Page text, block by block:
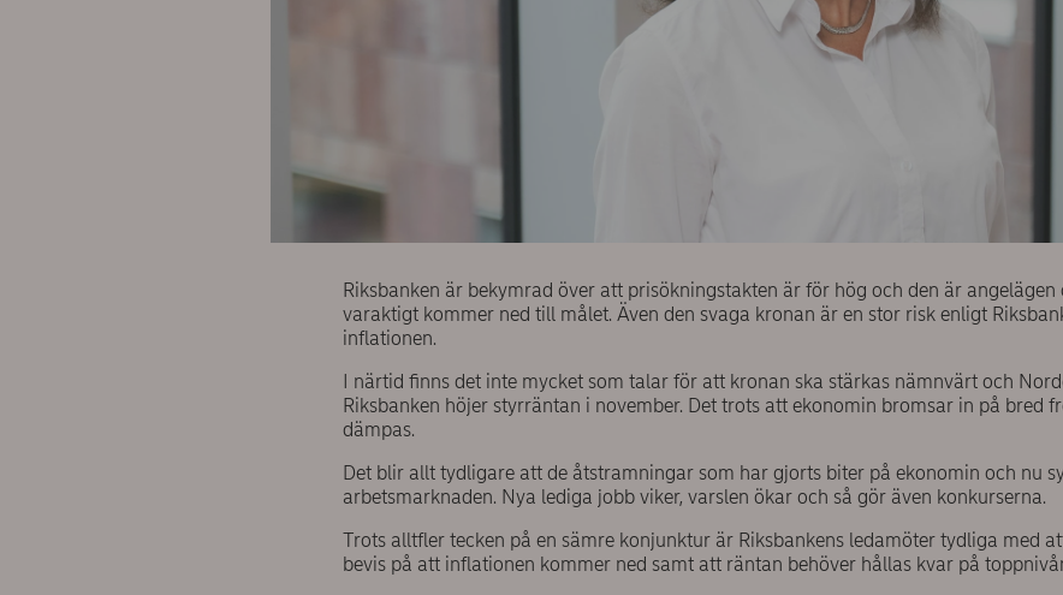
Riksbanken är bekymrad över att prisökningstakten är för hög och den är
varaktigt kommer ned till målet. Även den svaga kronan är en stor risk enligt
inflationen.
I närtid finns det inte mycket som talar för att kronan ska stärkas nämnvärt och
Riksbanken höjer styrräntan i november. Det trots att ekonomin bromsar in på bred
dämpas.
Det blir allt tydligare att de åtstramningar som har gjorts biter på ekonomin och nu
arbetsmarknaden. Nya lediga jobb viker, varslen ökar och så gör även konkurserna.
Trots alltfler tecken på en sämre konjunktur är Riksbankens ledamöter tydliga med
bevis på att inflationen kommer ned samt att räntan behöver hållas kvar på